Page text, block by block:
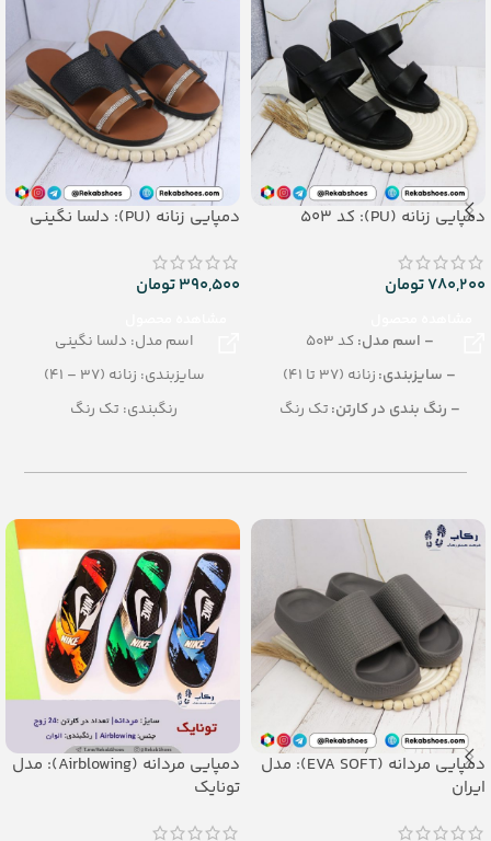
دمپایی زنانه (PU): کد 503
780,200تومان
– اسم مدل:کد 503
– سایزبندی:زنانه (37 تا 41)
– رنگ بندی در کارتن:تک رنگ
– جنس:PU
دمپایی زنانه (PU): دلسا نگینی
390,500تومان
اسم مدل: دلسا نگینی
سایزبندی: زنانه (37 – 41)
رنگبندی: تک رنگ
جنس: PU
دمپایی مردانه (EVA SOFT): مدل
ایران
دمپایی مردانه (Airblowing): مدل
تونایک